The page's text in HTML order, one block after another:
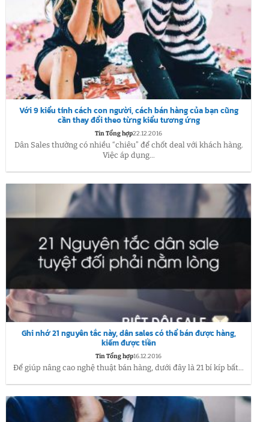
Với 9 kiểu tính cách con người, cách bán hàng của bạn cũng
cần thay đổi theo từng kiểu tương ứng
Tin Tổng hợp22.12.2016
Dân Sales thường có nhiều “chiêu” để chốt deal với khách hàng.
Việc áp dụng...
Ghi nhớ 21 nguyên tắc này, dân sales có thể bán được hàng,
kiếm được tiền
Tin Tổng hợp16.12.2016
Để giúp nâng cao nghệ thuật bán hàng, dưới đây là 21 bí kíp bất...